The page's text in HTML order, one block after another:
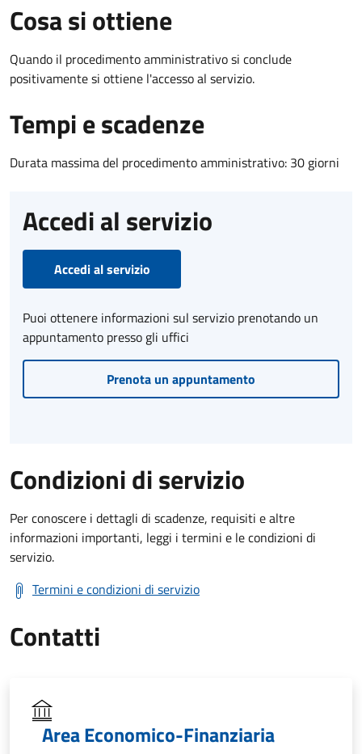
Cosa si ottiene
Quando il procedimento amministrativo si conclude
positivamente si ottiene l'accesso al servizio.
Tempi e scadenze
Durata massima del procedimento amministrativo: 30 giorni
Accedi al servizio
Accedi al servizio
Puoi ottenere informazioni sul servizio prenotando un
appuntamento presso gli uffici
Prenota un appuntamento
Condizioni di servizio
Per conoscere i dettagli di scadenze, requisiti e altre
informazioni importanti, leggi i termini e le condizioni di
servizio.
Termini e condizioni di servizio
Contatti
Area Economico-Finanziaria